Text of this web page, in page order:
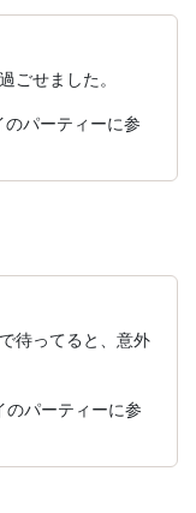
ごせました。
パーティーに参
待ってると、意外
パーティーに参